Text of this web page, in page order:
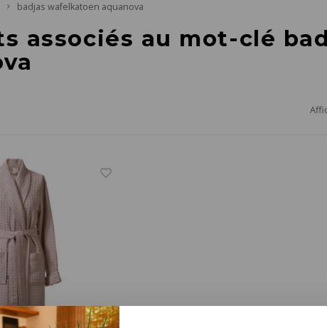
badjas wafelkatoen aquanova
associés au mot-clé